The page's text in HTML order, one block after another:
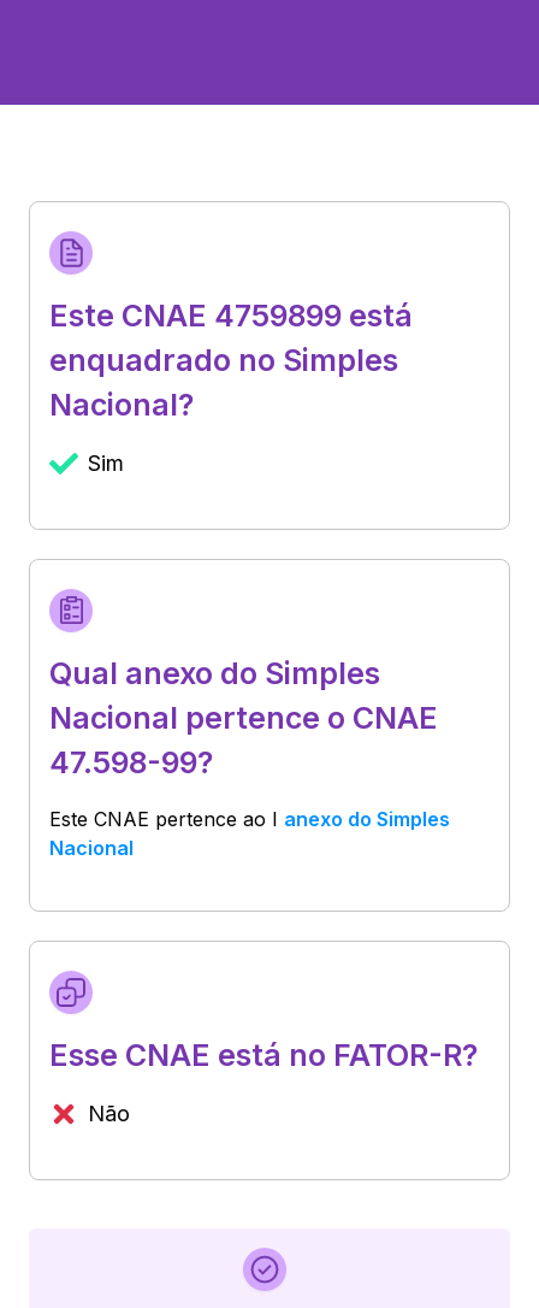
Este CNAE 4759899 está
enquadrado no Simples
Nacional?
Sim
Qual anexo do Simples
Nacional pertence o CNAE
47.598-99?
Este CNAE pertence ao I anexo do Simples
Nacional
Esse CNAE está no FATOR-R?
Não